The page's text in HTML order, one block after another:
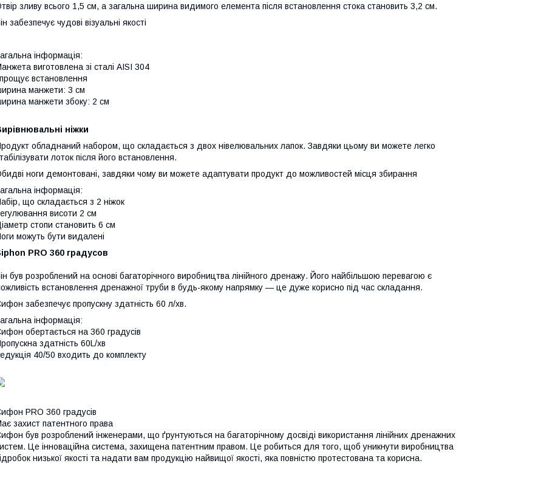
зливу всього 1,5 см, а загальна ширина видимого елемента після встановлення стока становить 3,2 см.
забезпечує чудові візуальні якості
інформація:
виготовлена зі сталі AISI 304
встановлення
манжети: 3 см
манжети збоку: 2 см
ніжки
обладнаний набором, що складається з двох нівелювальних лапок. Завдяки цьому ви можете легко
лоток після його встановлення.
ноги демонтовані, завдяки чому ви можете адаптувати продукт до можливостей місця збирання
інформація:
що складається з 2 ніжок
висоти 2 см
стопи становить 6 см
можуть бути видалені
PRO 360 градусов
був розроблений на основі багаторічного виробництва лінійного дренажу. Його найбільшою перевагою є
встановлення дренажної труби в будь-якому напрямку — це дуже корисно під час складання.
забезпечує пропускну здатність 60 л/хв.
інформація:
обертається на 360 градусів
здатність 60L/хв
40/50 входить до комплекту
PRO 360 градусів
захист патентного права
був розроблений інженерами, що ґрунтуються на багаторічному досвіді використання лінійних дренажних
Це інноваційна система, захищена патентним правом. Це робиться для того, щоб уникнути виробництва
низької якості та надати вам продукцію найвищої якості, яка повністю протестована та корисна.